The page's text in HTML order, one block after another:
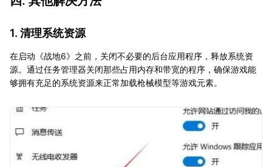
1. 清理系统资源
在启动《战地6》之前，关闭不必要的后台应用程序，释放系统资
源。通过任务管理器关闭那些占用内存和带宽的程序，确保游戏能
够拥有充足的系统资源来正常加载枪械模型等游戏元素。